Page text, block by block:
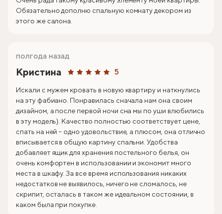
Обязательно дополню спальную комнату декором из
этого же салона.
Кристина 5
полгода назад
Искали с мужем кровать в новую квартиру и наткнулись
на эту фабиано. Понравилась сначала нам она своим
дизайном, а после первой ночи сна мы по уши влюбились
в эту модель). Качество полностью соответствует цене,
спать на ней – одно удовольствие, а плюсом, она отлично
вписывается в общую картину спальни. Удобства
добавляет ящик для хранения постельного белья, он
очень комфортен в использовании и экономит много
места в шкафу. За все время использования никаких
недостатков не выявилось, ничего не сломалось, не
скрипит, осталась в таком же идеальном состоянии, в
каком была при покупке.